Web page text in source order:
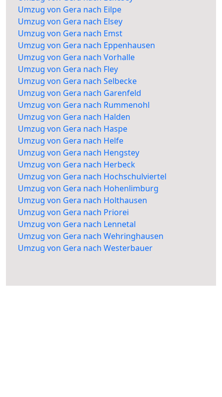
Umzug von Gera nach Eilpe
Umzug von Gera nach Elsey
Umzug von Gera nach Emst
Umzug von Gera nach Eppenhausen
Umzug von Gera nach Vorhalle
Umzug von Gera nach Fley
Umzug von Gera nach Selbecke
Umzug von Gera nach Garenfeld
Umzug von Gera nach Rummenohl
Umzug von Gera nach Halden
Umzug von Gera nach Haspe
Umzug von Gera nach Helfe
Umzug von Gera nach Hengstey
Umzug von Gera nach Herbeck
Umzug von Gera nach Hochschulviertel
Umzug von Gera nach Hohenlimburg
Umzug von Gera nach Holthausen
Umzug von Gera nach Priorei
Umzug von Gera nach Lennetal
Umzug von Gera nach Wehringhausen
Umzug von Gera nach Westerbauer